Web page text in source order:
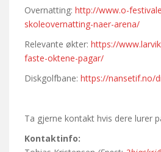
Overnatting: http://www.o-
skoleovernatting-naer-arena/
Relevante økter: https://
faste-oktene-pagar/
Diskgolfbane: https://nansetif.no/
Ta gjerne kontakt hvis dere lurer
Kontaktinfo: